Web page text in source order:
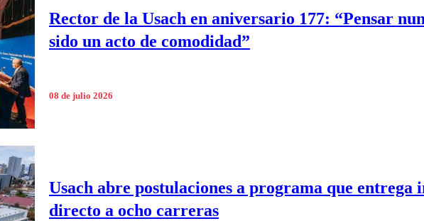
Rector de la Usach en aniversario 177: “Pensar
sido un acto de comodidad”
08 de julio 2026
Usach abre postulaciones a programa que entrega
directo a ocho carreras